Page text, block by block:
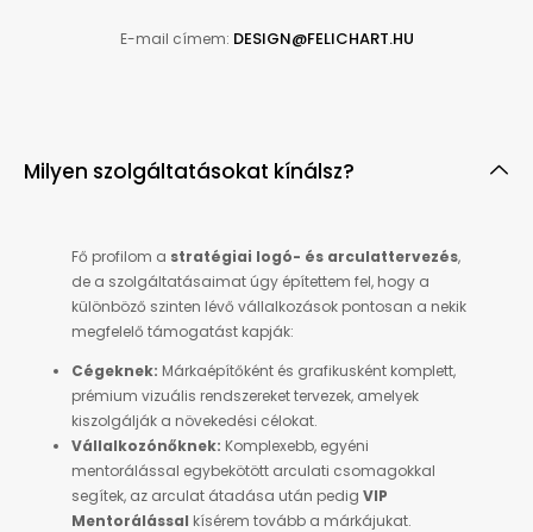
E-mail címem: DESIGN@FELICHART.HU
Milyen szolgáltatásokat kínálsz?
Fő profilom a stratégiai logó- és arculattervezés,
de a szolgáltatásaimat úgy építettem fel, hogy a
különböző szinten lévő vállalkozások pontosan a nekik
megfelelő támogatást kapják:
Cégeknek: Márkaépítőként és grafikusként komplett,
prémium vizuális rendszereket tervezek, amelyek
kiszolgálják a növekedési célokat.
Vállalkozónőknek: Komplexebb, egyéni
mentorálással egybekötött arculati csomagokkal
segítek, az arculat átadása után pedig VIP
Mentorálással kísérem tovább a márkájukat.